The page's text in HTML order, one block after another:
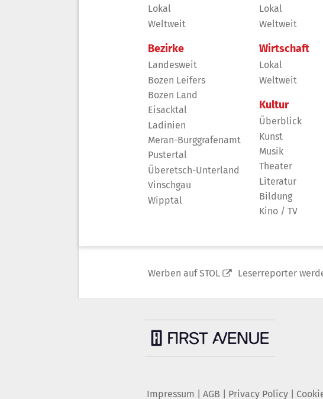
Lokal
Weltweit
Bezirke
Landesweit
Bozen Leifers
Bozen Land
Eisacktal
Ladinien
Meran-Burggrafenamt
Pustertal
Überetsch-Unterland
Vinschgau
Wipptal
Lokal
Weltweit
Wirtschaft
Lokal
Weltweit
Kultur
Überblick
Kunst
Musik
Theater
Literatur
Bildung
Kino / TV
Werben auf STOL Leserreporter
Impressum AGB Privacy Policy|